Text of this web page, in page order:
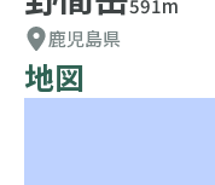
591m
鹿児島県
地図